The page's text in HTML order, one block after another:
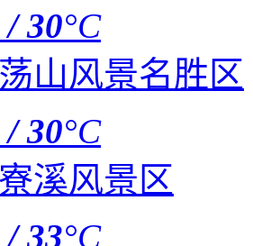
/30°C
山风景名胜区
/30°C
溪风景区
/33°C